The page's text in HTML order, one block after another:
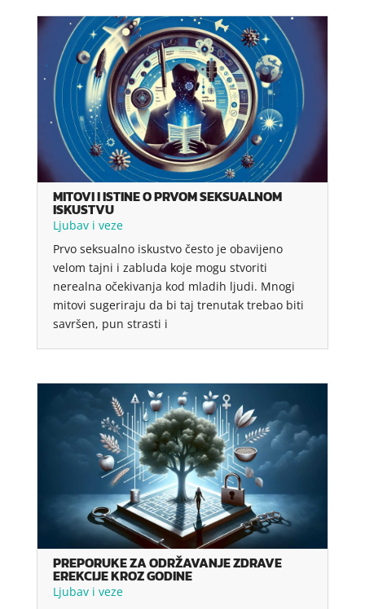
MITOVI I ISTINE O PRVOM SEKSUALNOM
ISKUSTVU
Ljubav i veze
Prvo seksualno iskustvo često je obavijeno
velom tajni i zabluda koje mogu stvoriti
nerealna očekivanja kod mladih ljudi. Mnogi
mitovi sugeriraju da bi taj trenutak trebao biti
savršen, pun strasti i
PREPORUKE ZA ODRŽAVANJE ZDRAVE
EREKCIJE KROZ GODINE
Ljubav i veze